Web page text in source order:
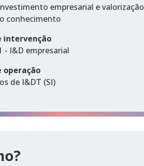
empresarial e valorização
conhecimento
intervenção
- I&D empresarial
operação
de I&DT (SI)